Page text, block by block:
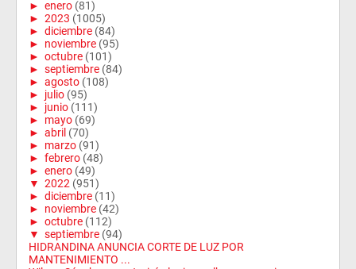
► enero (81)
► 2023 (1005)
► diciembre (84)
► noviembre (95)
► octubre (101)
► septiembre (84)
► agosto (108)
► julio (95)
► junio (111)
► mayo (69)
► abril (70)
► marzo (91)
► febrero (48)
► enero (49)
▼ 2022 (951)
► diciembre (11)
► noviembre (42)
► octubre (112)
▼ septiembre (94)
HIDRANDINA ANUNCIA CORTE DE LUZ POR
MANTENIMIENTO ...